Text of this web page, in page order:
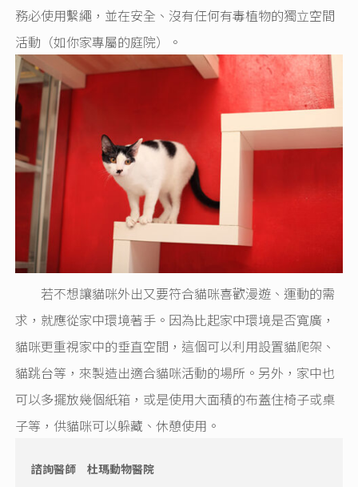
務必使用繫繩，並在安全、沒有任何有毒植物的獨立空間
活動（如你家專屬的庭院）。
若不想讓貓咪外出又要符合貓咪喜歡漫遊、運動的需
求，就應從家中環境著手。因為比起家中環境是否寬廣，
貓咪更重視家中的垂直空間，這個可以利用設置貓爬架、
貓跳台等，來製造出適合貓咪活動的場所。另外，家中也
可以多擺放幾個紙箱，或是使用大面積的布蓋住椅子或桌
子等，供貓咪可以躲藏、休憩使用。
諮詢醫師 杜瑪動物醫院